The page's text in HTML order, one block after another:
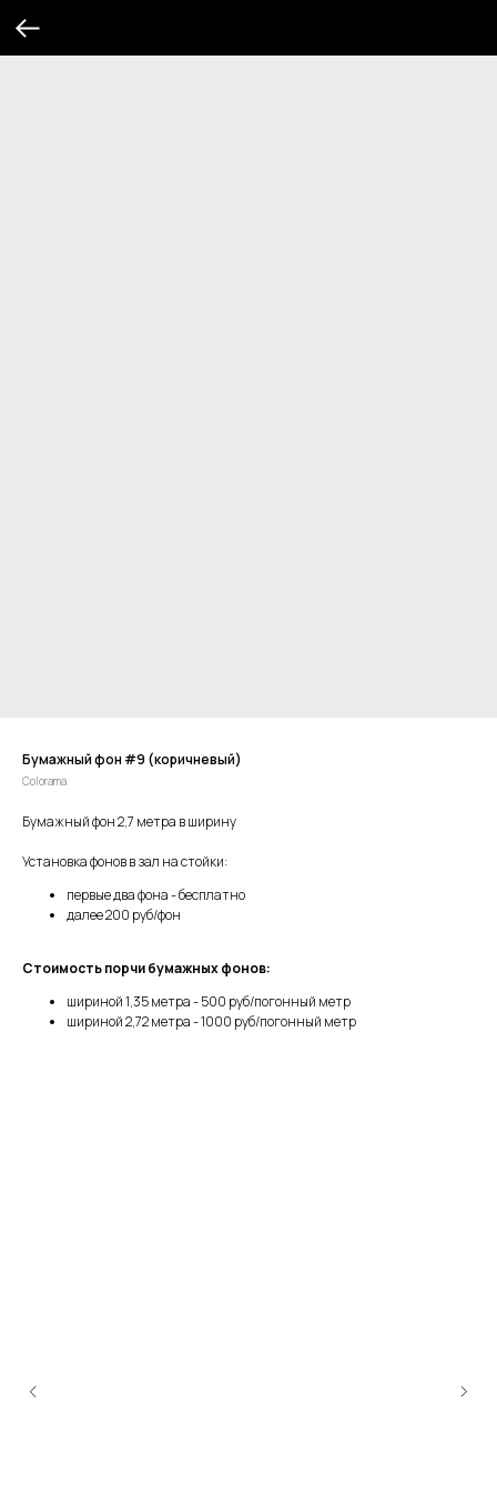
Бумажный фон #9 (коричневый)
Colorama
Бумажный фон 2,7 метра в ширину
Установка фонов в зал на стойки:
первые два фона - бесплатно
далее 200 руб/фон
Стоимость порчи бумажных фонов:
шириной 1,35 метра - 500 руб/погонный метр
шириной 2,72 метра - 1000 руб/погонный метр